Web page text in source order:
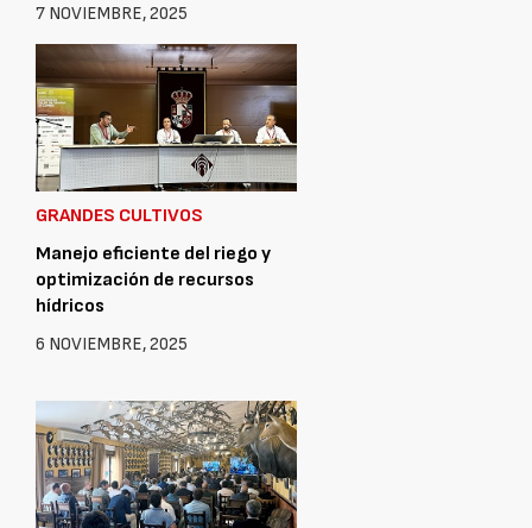
7 NOVIEMBRE, 2025
GRANDES CULTIVOS
Manejo eficiente del riego y
optimización de recursos
hídricos
6 NOVIEMBRE, 2025